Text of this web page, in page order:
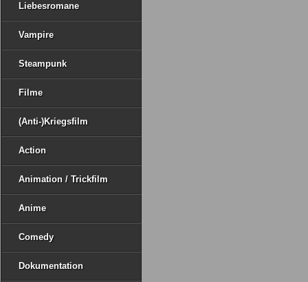
Liebesromane
Vampire
Steampunk
Filme
(Anti-)Kriegsfilm
Action
Animation / Trickfilm
Anime
Comedy
Dokumentation